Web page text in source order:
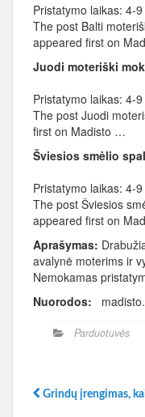
Pristatymo laikas: 4-
The post Balti
appeared first on
Juodi moteriški
Pristatymo laikas: 4-
The post Juodi
first on Madisto …
Šviesios smėlio
Pristatymo laikas: 4-
The post Šviesios
appeared first on
Aprašymas:
avalynė moterims ir
Nemokamas
Nuorodos:
Parduotuvės
Grindų įrengimas,